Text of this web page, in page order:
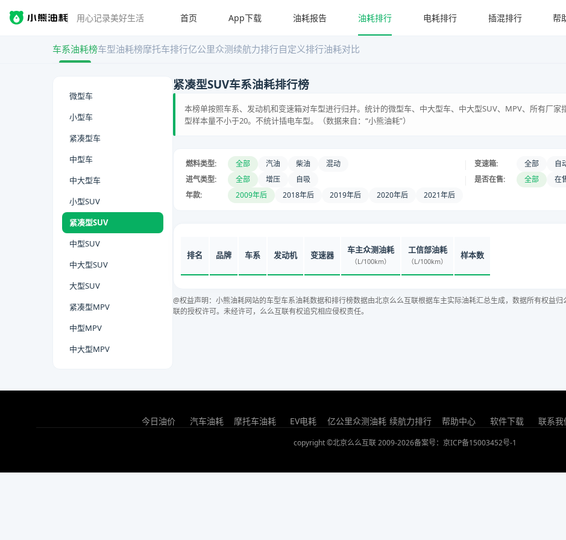
用心记录美好生活 首页 App下载 油耗报告 油耗排行 电耗排行 插混排行 帮
车系油耗榜车型油耗榜摩托车排行亿公里众测续航力排行自定义排行油耗对比
微型车
小型车
紧凑型车
中型车
中大型车
小型SUV
紧凑型SUV
中型SUV
中大型SUV
大型SUV
紧凑型MPV
中型MPV
中大型MPV
紧凑型SUV车系油耗排行榜
本榜单按照车系、发动机和变速箱对车型进行归并。统计的微型车、中大型车、中大型SUV、MPV、所有厂
型样本量不小于20。不统计插电车型。（数据来自：“小熊油耗”）
燃料类型: 全部 汽油 柴油 混动 变速箱: 全部 自
进气类型:
全部 增压 自吸 是否在售: 全部
在
年款:
2009年后 2018年后 2019年后 2020年后 2021年后
排名 品牌 车系 发动机 变速器 车主众测油耗
（L/100km）
工信部油耗
（L/100km）
样本数
@权益声明：小熊油耗网站的车型车系油耗数据和排行榜数据由北京么么互联根据车主实际油耗汇总生成，数据所有权益
联的授权许可。未经许可，么么互联有权追究相应侵权责任。
今日油价 汽车油耗 摩托车油耗 EV电耗 亿公里众测油耗 续航力排行 帮助中心 软件下载 联系我
copyright ©北京么么互联 2009-2026备案号：京ICP备15003452号-1